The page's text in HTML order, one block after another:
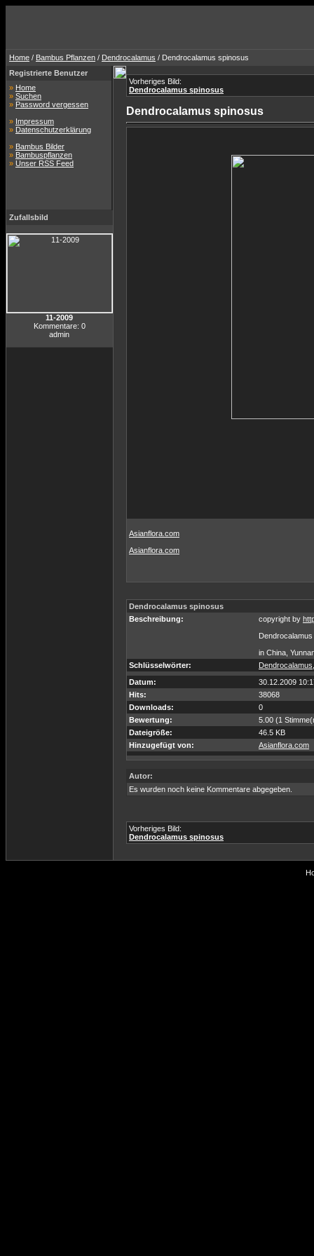
Home / Bambus Pflanzen / Dendrocalamus / Dendrocalamus spinosus
Registrierte Benutzer
» Home
» Suchen
» Password vergessen
» Impressum
» Datenschutzerklärung
» Bambus Bilder
» Bambuspflanzen
» Unser RSS Feed
Zufallsbild
11-2009
Kommentare: 0
admin
Vorheriges Bild:
Dendrocalamus spinosus
Dendrocalamus spinosus
Asianflora.com
Asianflora.com
Dendrocalamus spinosus
Beschreibung:
copyright by
in China,
Schlüsselwörter:
Dendrocalamus
Datum:
30.12.2009
Hits:
38068
Downloads:
0
Bewertung:
5.00 (1
Dateigröße:
46.5 KB
Hinzugefügt von:
Asianflora.com
Autor:
Es wurden noch keine Kommentare abgegeben.
Vorheriges Bild:
Dendrocalamus spinosus